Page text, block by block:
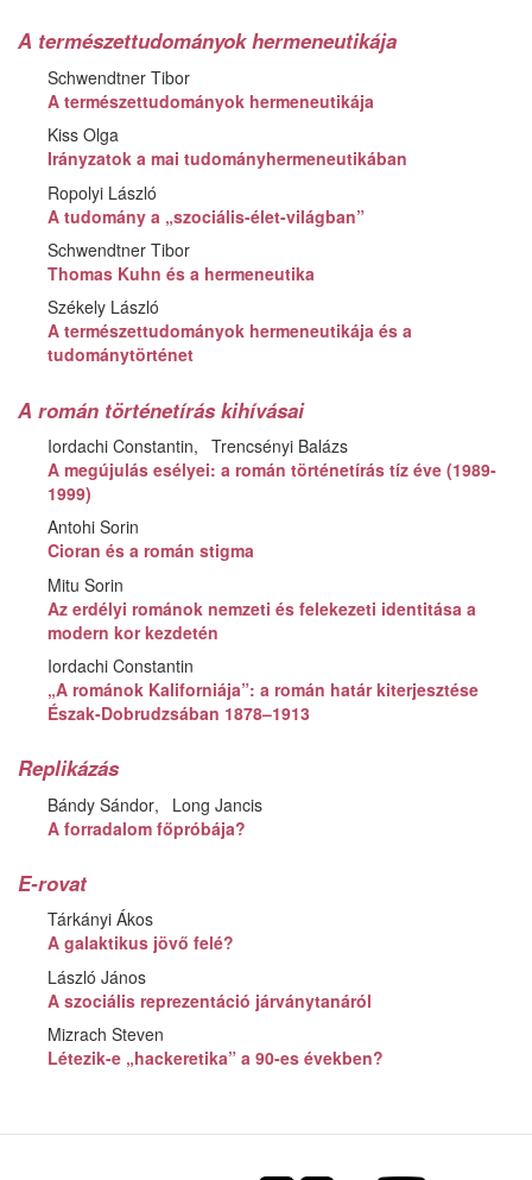
A természettudományok hermeneutikája
Schwendtner Tibor
A természettudományok hermeneutikája
Kiss Olga
Irányzatok a mai tudományhermeneutikában
Ropolyi László
A tudomány a „szociális-élet-világban”
Schwendtner Tibor
Thomas Kuhn és a hermeneutika
Székely László
A természettudományok hermeneutikája és a
tudománytörténet
A román történetírás kihívásai
Iordachi Constantin
Trencsényi Balázs
A megújulás esélyei: a román történetírás tíz éve (1989-
1999)
Antohi Sorin
Cioran és a román stigma
Mitu Sorin
Az erdélyi románok nemzeti és felekezeti identitása a
modern kor kezdetén
Iordachi Constantin
„A románok Kaliforniája”: a román határ kiterjesztése
Észak-Dobrudzsában 1878–1913
Replikázás
Bándy Sándor
Long Jancis
A forradalom főpróbája?
E-rovat
Tárkányi Ákos
A galaktikus jövő felé?
László János
A szociális reprezentáció járványtanáról
Mizrach Steven
Létezik-e „hackeretika” a 90-es években?